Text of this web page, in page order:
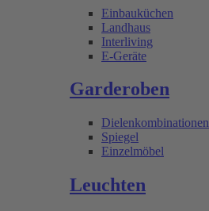
Einbauküchen
Landhaus
Interliving
E-Geräte
Garderoben
Dielenkombinationen
Spiegel
Einzelmöbel
Leuchten